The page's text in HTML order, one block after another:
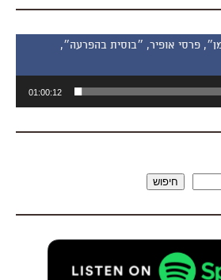
״ספיידרמן״, פרסי אופיר, ״בוסית בהפרעה״,
01:00:12
חיפוש